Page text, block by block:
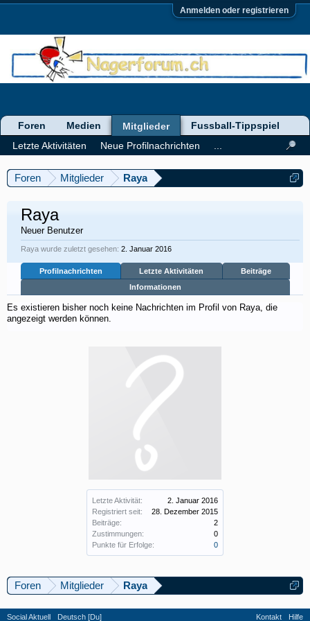
Anmelden oder registrieren
Foren Mitglieder Raya
Letzte Aktivität:
2. Januar 2016
Registriert seit:
28. Dezember 2015
Beiträge:
2
Zustimmungen:
0
Punkte für Erfolge:
0
Raya
Neuer Benutzer
Raya wurde zuletzt gesehen: 2. Januar 2016
Profilnachrichten Letzte Aktivitäten
Beiträge
Informationen
Es existieren bisher noch keine Nachrichten im Profil von Raya, die
angezeigt werden können.
Foren Mitglieder Raya
Foren Medien
Mitglieder
Letzte Aktivitäten
Neue Profilnachrichten
Fussball-Tippspiel
Social Aktuell Deutsch [Du] Kontakt Hilfe